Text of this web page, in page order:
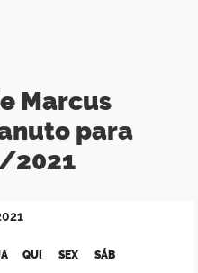
Marcus
para
QUI SEX SÁB